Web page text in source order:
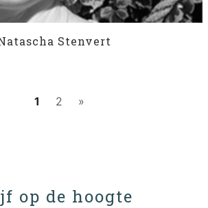
Stenvert
1 2 »
op de hoogte